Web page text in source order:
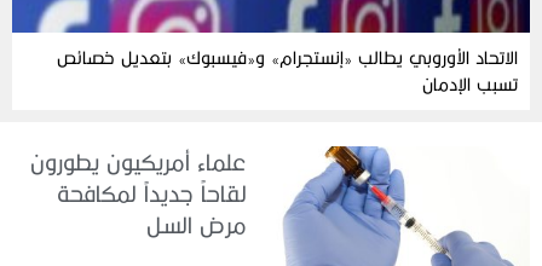
الاتحاد الأوروبي يطالب «إنستجرام» و«فيسبوك» بتعديل خصائص
تسبب الإدمان
علماء أمريكيون يطورون
لقاحاً جديداً لمكافحة
مرض السل